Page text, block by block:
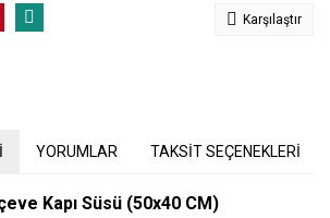
Karşılaştır
YORUMLAR TAKSİT SEÇENEKLERİ
Kapı Süsü (50x40 CM)